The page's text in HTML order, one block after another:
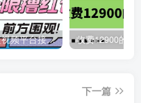
最新某短视频平台接码看广告，无限撸1.3元项目【软件+详细操作教程】
下一篇